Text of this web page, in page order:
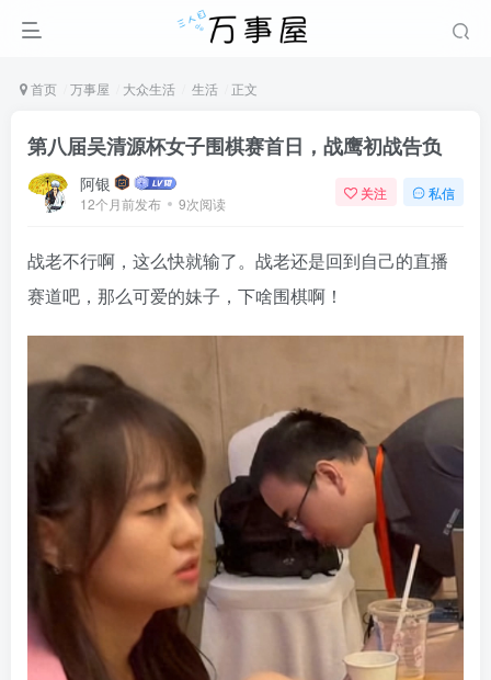
首页 万事屋 大众生活 生活 正文
第八届吴清源杯女子围棋赛首日，战鹰初战告负
阿银
12个月前发布 9次阅读
关注 私信
战老不行啊，这么快就输了。战老还是回到自己的直播
赛道吧，那么可爱的妹子，下啥围棋啊！